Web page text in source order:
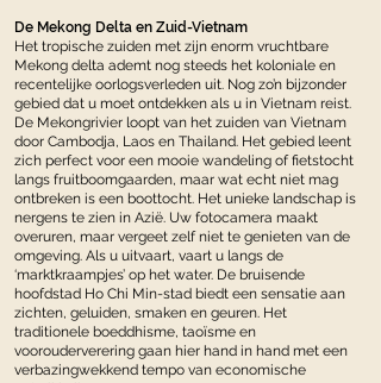
De Mekong Delta en Zuid-Vietnam
Het tropische zuiden met zijn enorm vruchtbare
Mekong delta ademt nog steeds het koloniale en
recentelijke oorlogsverleden uit. Nog zo’n bijzonder
gebied dat u moet ontdekken als u in Vietnam reist.
De Mekongrivier loopt van het zuiden van Vietnam
door Cambodja, Laos en Thailand. Het gebied leent
zich perfect voor een mooie wandeling of fietstocht
langs fruitboomgaarden, maar wat echt niet mag
ontbreken is een boottocht. Het unieke landschap is
nergens te zien in Azië. Uw fotocamera maakt
overuren, maar vergeet zelf niet te genieten van de
omgeving. Als u uitvaart, vaart u langs de
‘marktkraampjes’ op het water. De bruisende
hoofdstad Ho Chi Min-stad biedt een sensatie aan
zichten, geluiden, smaken en geuren. Het
traditionele boeddhisme, taoïsme en
voorouderverering gaan hier hand in hand met een
verbazingwekkend tempo van economische